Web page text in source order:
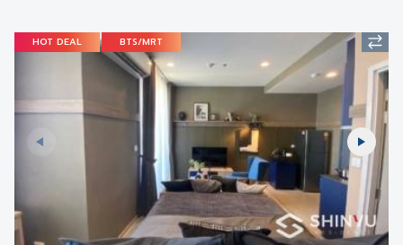
HOT DEAL BTS/MRT